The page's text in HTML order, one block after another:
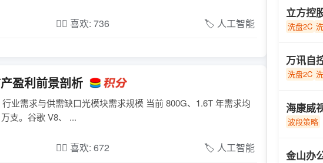
❤️‍🔥 喜欢: 736 🏷️ 人工智能
盈利前景剖析
业需求与供需缺口光模块需求规模 当前 800G、1.6T 年需求均
支。谷歌 V8、 ...
❤️‍🔥 喜欢: 672 🏷️ 人工智能
立方控
洗盘2C
万讯自
洗盘2C
海康威
波段策略
金山办